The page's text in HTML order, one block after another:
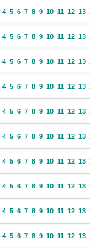
4 5 6 7 8 9 10 11 12 13
4 5 6 7 8 9 10 11 12 13
4 5 6 7 8 9 10 11 12 13
4 5 6 7 8 9 10 11 12 13
4 5 6 7 8 9 10 11 12 13
4 5 6 7 8 9 10 11 12 13
4 5 6 7 8 9 10 11 12 13
4 5 6 7 8 9 10 11 12 13
4 5 6 7 8 9 10 11 12 13
4 5 6 7 8 9 10 11 12 13